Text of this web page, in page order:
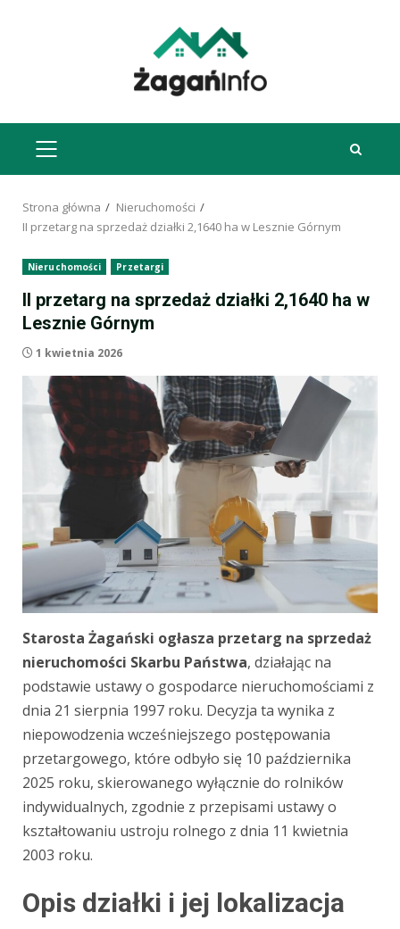
MENU
GŁÓWNE
Strona główna
Nieruchomości
II przetarg na sprzedaż działki 2,1640 ha w Lesznie Górnym
Nieruchomości Przetargi
II przetarg na sprzedaż działki 2,1640 ha w
Lesznie Górnym
1 kwietnia 2026
Starosta Żagański ogłasza przetarg na sprzedaż
nieruchomości Skarbu Państwa, działając na
podstawie ustawy o gospodarce nieruchomościami z
dnia 21 sierpnia 1997 roku. Decyzja ta wynika z
niepowodzenia wcześniejszego postępowania
przetargowego, które odbyło się 10 października
2025 roku, skierowanego wyłącznie do rolników
indywidualnych, zgodnie z przepisami ustawy o
kształtowaniu ustroju rolnego z dnia 11 kwietnia
2003 roku.
Opis działki i jej lokalizacja